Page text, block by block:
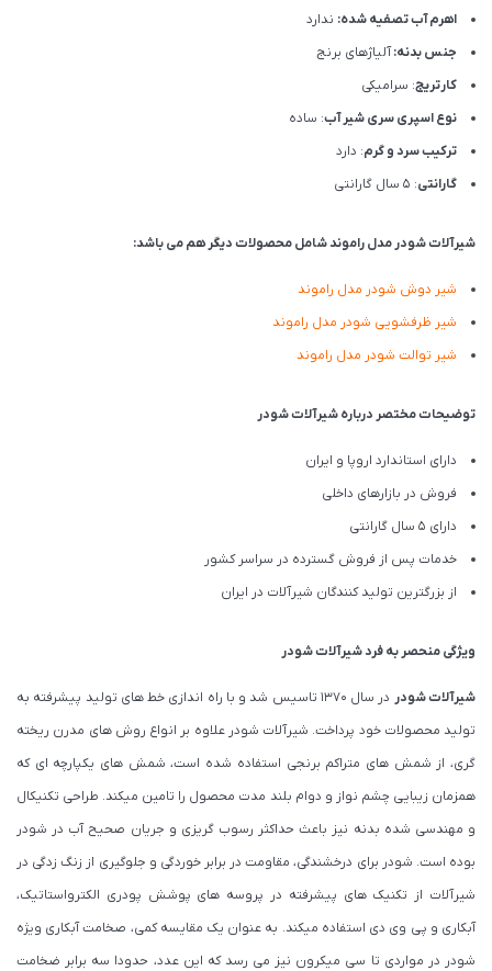
اهرم آب تصفیه شده: ندارد
جنس بدنه:آلیاژهای برنج
کارتریج: سرامیکی
نوع اسپری سری شیر آب: ساده
ترکیب سرد و گرم: دارد
گارانتی: 5 سال گارانتی
شیرآلات شودر مدل راموند شامل محصولات دیگر هم می باشد:
شیر دوش شودر مدل راموند
شیر ظرفشویی شودر مدل راموند
شیر توالت شودر مدل راموند
توضیحات مختصر درباره شیرآلات شودر
دارای استاندارد اروپا و ایران
فروش در بازارهای داخلی
دارای 5 سال گارانتی
خدمات پس از فروش گسترده در سراسر کشور
از بزرگترین تولید کنندگان شیرآلات در ایران
ویژگی منحصر به فرد شیرآلات شودر
شیرآلات شودر
در سال 1370 تاسیس شد و با راه اندازی خط های تولید پیشرفته به
تولید محصولات خود پرداخت. شیرآلات شودر علاوه بر انواع روش های مدرن ریخته
گری، از شمش های متراکم برنجی استفاده شده است، شمش های یکپارچه ای که
همزمان زیبایی چشم نواز و دوام بلند مدت محصول را تامین میکند. طراحی تکنیکال
و مهندسی شده بدنه نیز باعث حداکثر رسوب گریزی و جریان صحیح آب در شودر
بوده است. شودر برای درخشندگی، مقاومت در برابر خوردگی و جلوگیری از زنگ زدگی در
شیرآلات از تکنیک های پیشرفته در پروسه های پوشش پودری الکترواستاتیک،
آبکاری و پی وی دی استفاده میکند. به عنوان یک مقایسه کمی، صخامت آبکاری ویژه
شودر در مواردی تا سی میکرون نیز می رسد که این عدد، حدودا سه برابر ضخامت